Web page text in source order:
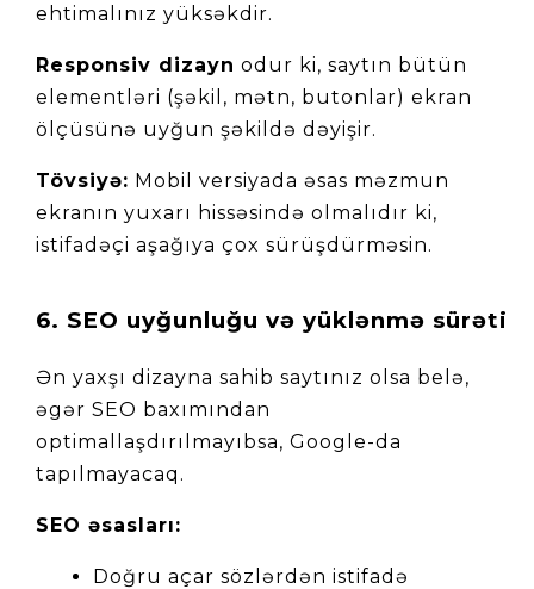
ehtimalınız yüksəkdir.
Responsiv dizayn odur ki, saytın bütün
elementləri (şəkil, mətn, butonlar) ekran
ölçüsünə uyğun şəkildə dəyişir.
Tövsiyə: Mobil versiyada əsas məzmun
ekranın yuxarı hissəsində olmalıdır ki,
istifadəçi aşağıya çox sürüşdürməsin.
6. SEO uyğunluğu və yüklənmə sürəti
Ən yaxşı dizayna sahib saytınız olsa belə,
əgər SEO baxımından
optimallaşdırılmayıbsa, Google-da
tapılmayacaq.
SEO əsasları:
Doğru açar sözlərdən istifadə